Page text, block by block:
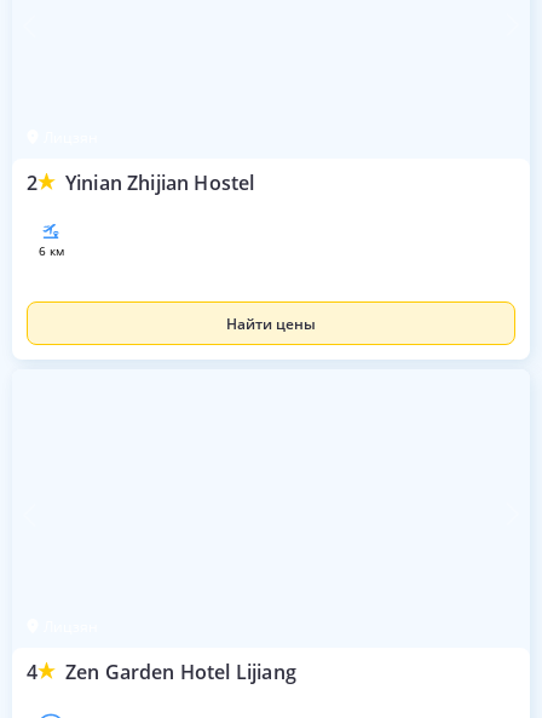
2 Yinian Zhijian Hostel
6 км
Найти цены
4 Zen Garden Hotel Lijiang